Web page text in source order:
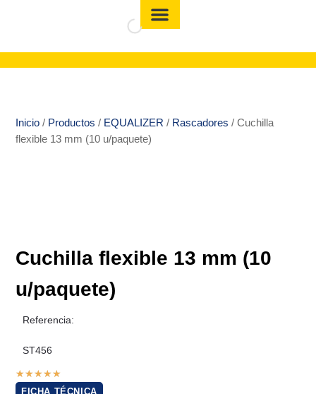
Inicio / Productos / EQUALIZER / Rascadores / Cuchilla
flexible 13 mm (10 u/paquete)
Cuchilla flexible 13 mm (10
u/paquete)
Referencia:
ST456
★★★★★
FICHA TÉCNICA